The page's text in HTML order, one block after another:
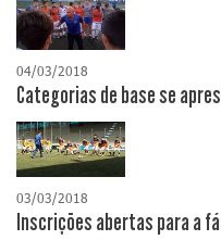
04/03/2018
Categorias de base se
03/03/2018
Inscrições abertas para a